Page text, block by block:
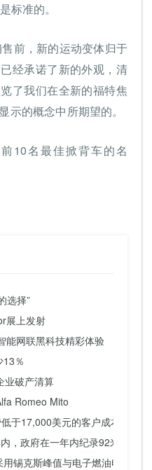
标准的。
前，新的运动变体归于
经承诺了新的外观，清
了我们在全新的福特焦
示的概念中所期望的。
10名最佳掀背车的名
选择”
展上发射
能网联黑科技精彩体验
％
业破产清算
Romeo Mito
于17,000美元的客户成本-这就
，政府在一年内纪录92米
锡克斯峰值与电子燃油电源